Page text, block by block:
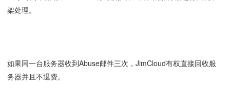
架处理。
如果同一台服务器收到Abuse邮件三次，JimCloud有权直接回收服
务器并且不退费。